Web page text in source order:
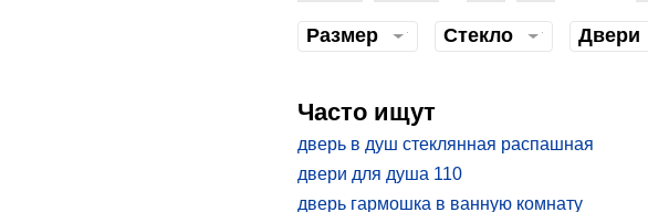
душевая кабина германия купить
душевая кабина am pm bliss slide
душевой уголок с глубоким поддоном
душевой уголок cezares 80 80
уголки cezares
Размер Стекло Двери
Часто ищут
дверь в душ стеклянная распашная
двери для душа 110
дверь гармошка в ванную комнату